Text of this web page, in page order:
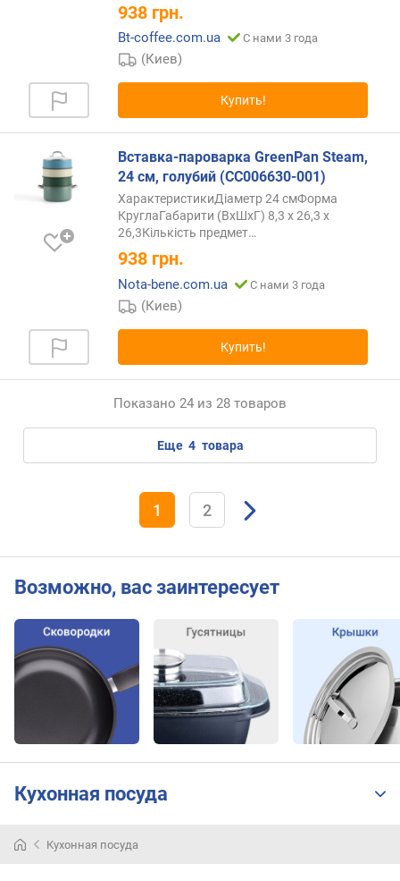
938 грн.
Bt-coffee.com.ua С нами 3 года
(Киев)
Купить!
Вставка-пароварка GreenPan Steam,
24 см, голубий (CC006630-001)
ХарактеристикиДіаметр 24 смФорма
КруглаГабарити (ВхШхГ) 8,3 х 26,3 х
26,3Кількість предмет…
938 грн.
Nota-bene.com.ua С нами 3 года
(Киев)
Купить!
Показано 24 из 28 товаров
еще 4 товара
1 2
Возможно, вас заинтересует
Кухонная посуда
Кухонная посуда